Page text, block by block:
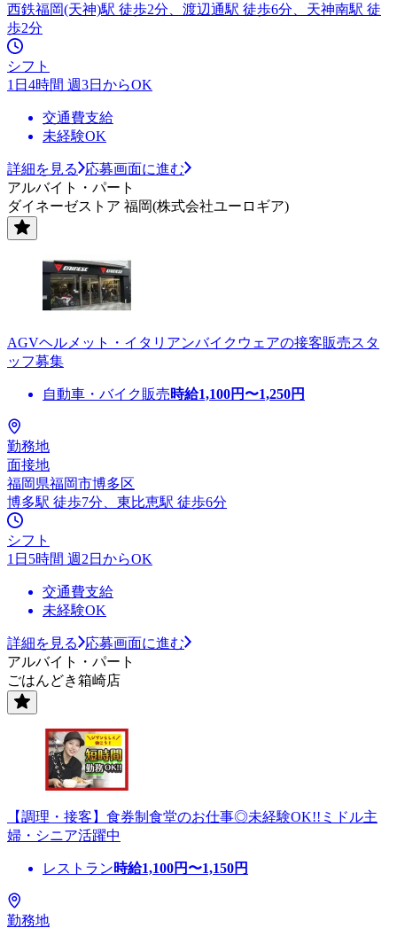
西鉄福岡(天神)駅 徒歩2分、渡辺通駅 徒歩6分、天神南駅 徒
歩2分
シフト
1日4時間 週3日からOK
交通費支給
未経験OK
詳細を見る
応募画面に進む
アルバイト・パート
ダイネーゼストア 福岡(株式会社ユーロギア)
AGVヘルメット・イタリアンバイクウェアの接客販売スタ
ッフ募集
自動車・バイク販売時給1,100円〜1,250円
勤務地
面接地
福岡県福岡市博多区
博多駅 徒歩7分、東比恵駅 徒歩6分
シフト
1日5時間 週2日からOK
交通費支給
未経験OK
詳細を見る
応募画面に進む
アルバイト・パート
ごはんどき箱崎店
【調理・接客】食券制食堂のお仕事◎未経験OK!!ミドル主
婦・シニア活躍中
レストラン時給1,100円〜1,150円
勤務地